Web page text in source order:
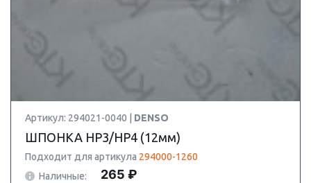
Артикул: 294021-0040 | DENSO
ШПОНКА HP3/HP4 (12мм)
Подходит для артикула 294000-1260
Наличные:
265 ₽